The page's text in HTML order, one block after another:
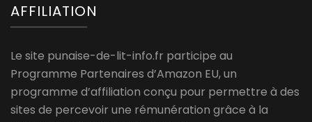
AFFILIATION
Le site punaise-de-lit-info.fr participe au
Programme Partenaires d’Amazon EU, un
programme d’affiliation conçu pour permettre à des
sites de percevoir une rémunération grâce à la